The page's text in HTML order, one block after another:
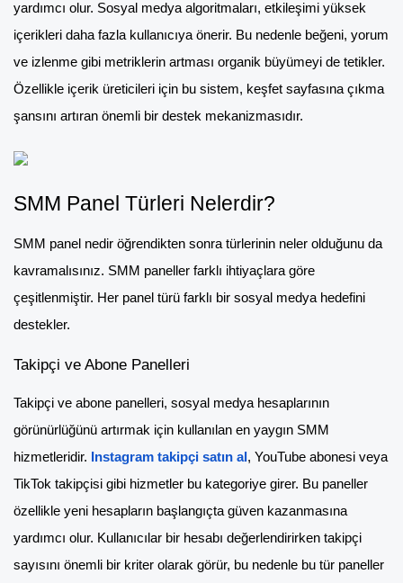
yardımcı olur. Sosyal medya algoritmaları, etkileşimi yüksek
içerikleri daha fazla kullanıcıya önerir. Bu nedenle beğeni, yorum
ve izlenme gibi metriklerin artması organik büyümeyi de tetikler.
Özellikle içerik üreticileri için bu sistem, keşfet sayfasına çıkma
şansını artıran önemli bir destek mekanizmasıdır.
SMM Panel Türleri Nelerdir?
SMM panel nedir öğrendikten sonra türlerinin neler olduğunu da
kavramalısınız. SMM paneller farklı ihtiyaçlara göre
çeşitlenmiştir. Her panel türü farklı bir sosyal medya hedefini
destekler.
Takipçi ve Abone Panelleri
Takipçi ve abone panelleri, sosyal medya hesaplarının
görünürlüğünü artırmak için kullanılan en yaygın SMM
hizmetleridir.
Instagram takipçi satın al , YouTube abonesi veya
TikTok takipçisi gibi hizmetler bu kategoriye girer. Bu paneller
özellikle yeni hesapların başlangıçta güven kazanmasına
yardımcı olur. Kullanıcılar bir hesabı değerlendirirken takipçi
sayısını önemli bir kriter olarak görür, bu nedenle bu tür paneller